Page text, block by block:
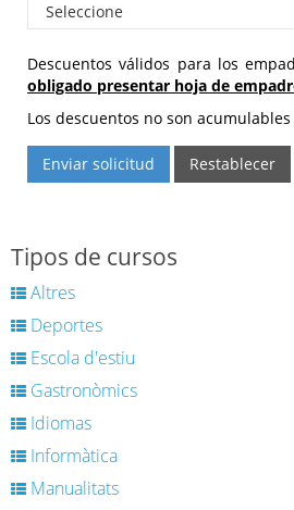
Descuentos válidos para los
obligado presentar hoja de
Los descuentos no son acumulables
Enviar solicitud Restablecer
Tipos de cursos
Altres
Deportes
Escola d'estiu
Gastronòmics
Idiomas
Informàtica
Manualitats